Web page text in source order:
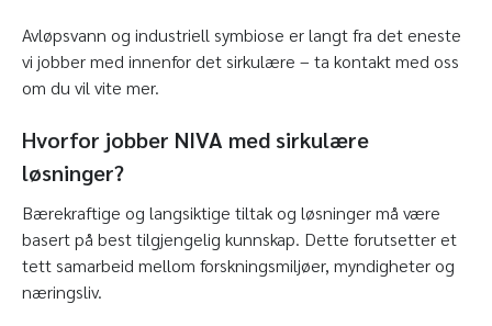
Avløpsvann og industriell symbiose er langt fra det eneste
vi jobber med innenfor det sirkulære – ta kontakt med oss
om du vil vite mer.
Hvorfor jobber NIVA med sirkulære
løsninger?
Bærekraftige og langsiktige tiltak og løsninger må være
basert på best tilgjengelig kunnskap. Dette forutsetter et
tett samarbeid mellom forskningsmiljøer, myndigheter og
næringsliv.